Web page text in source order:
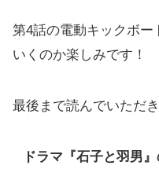
第4話の電動キックボー
いくのか楽しみです！
最後まで読んでいただ
ドラマ『石子と羽男